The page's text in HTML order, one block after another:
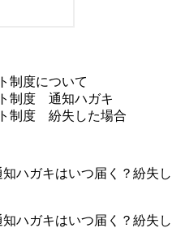
制度について
制度 通知ハガキ
制度 紛失した場合
ハガキはいつ届く？紛失し
ハガキはいつ届く？紛失し